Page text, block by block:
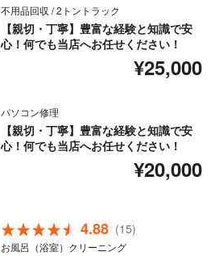
不用品回収 / 2トントラック
【親切・丁寧】豊富な経験と知識で安
心！何でも当店へお任せください！
¥25,000
パソコン修理
【親切・丁寧】豊富な経験と知識で安
心！何でも当店へお任せください！
¥20,000
4.88 (15)
お風呂（浴室）クリーニング